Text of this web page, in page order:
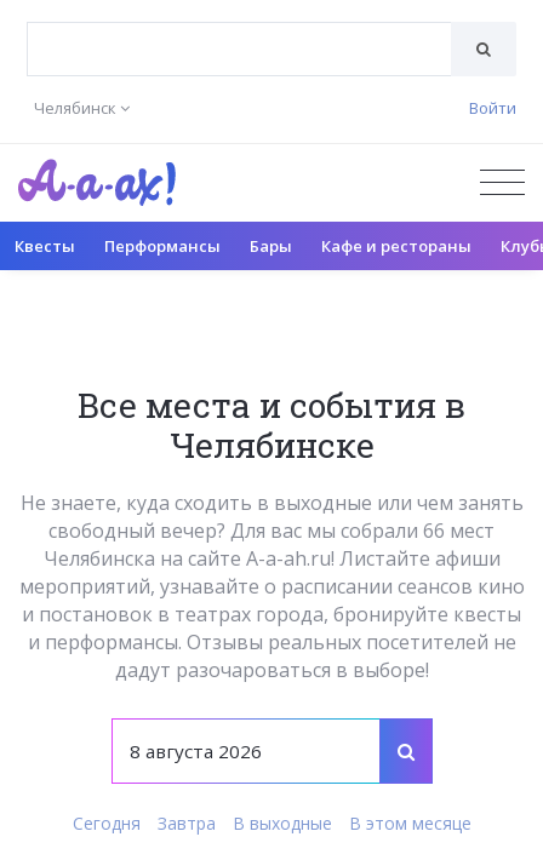
Челябинск Войти
Квесты Перформансы Бары Кафе и рестораны
Все места и события в
Челябинске
Не знаете, куда сходить в выходные или чем занять
свободный вечер? Для вас мы собрали 66 мест
Челябинска на сайте A-a-ah.ru! Листайте афиши
мероприятий, узнавайте о расписании сеансов кино
и постановок в театрах города, бронируйте квесты
и перформансы. Отзывы реальных посетителей не
дадут разочароваться в выборе!
Сегодня Завтра В выходные В этом месяце